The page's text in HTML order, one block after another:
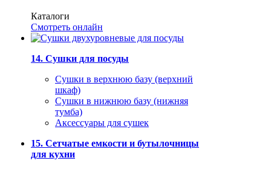
Каталоги
Смотреть онлайн
14. Сушки для посуды
Сушки в верхнюю базу (верхний
шкаф)
Сушки в нижнюю базу (нижняя
тумба)
Аксессуары для сушек
15. Сетчатые емкости и бутылочницы
для кухни